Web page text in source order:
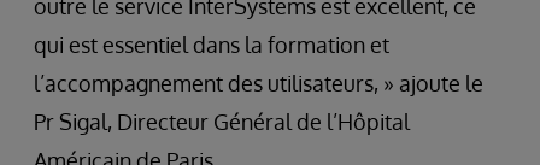
outre le service InterSystems est excellent, ce
qui est essentiel dans la formation et
l’accompagnement des utilisateurs, » ajoute le
Pr Sigal, Directeur Général de l’Hôpital